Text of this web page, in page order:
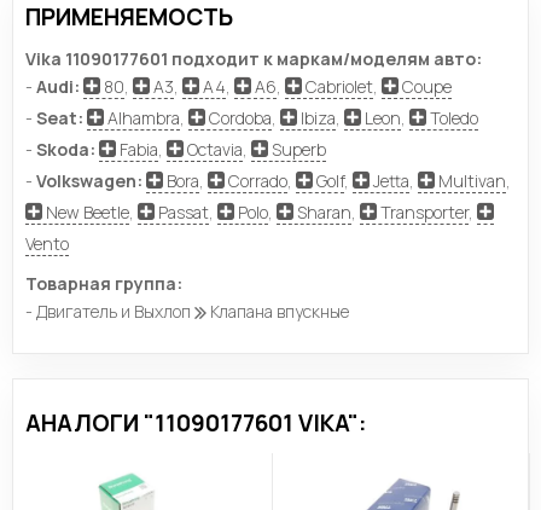
ПРИМЕНЯЕМОСТЬ
Vika 11090177601 подходит к маркам/моделям авто:
- Audi: 80, A3, A4, A6, Cabriolet,
Coupe
- Seat: Alhambra, Cordoba, Ibiza, Leon,
Toledo
- Skoda: Fabia, Octavia,
Superb
- Volkswagen: Bora, Corrado, Golf, Jetta, Multivan,
New Beetle, Passat, Polo, Sharan, Transporter,
Vento
Товарная группа:
- Двигатель и Выхлоп
Клапана впускные
АНАЛОГИ "11090177601 VIKA":